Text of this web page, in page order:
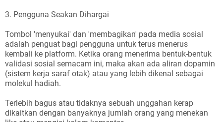
3. Pengguna Seakan Dihargai
Tombol 'menyukai' dan 'membagikan' pada media sosial
adalah penguat bagi pengguna untuk terus menerus
kembali ke platform. Ketika orang menerima bentuk-bentuk
validasi sosial semacam ini, maka akan ada aliran dopamin
(sistem kerja saraf otak) atau yang lebih dikenal sebagai
molekul hadiah.
Terlebih bagus atau tidaknya sebuah unggahan kerap
dikaitkan dengan banyaknya jumlah orang yang menekan